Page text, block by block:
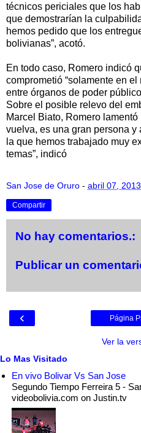
técnicos periciales que los
que demostrarían la
hemos pedido que los
bolivianas”, acotó.
En todo caso, Romero indicó
comprometió “solamente en
entre órganos de poder
Sobre el posible relevo del
Marcel Biato, Romero
vuelva, es una gran persona
la que hemos trabajado muy
temas”, indicó
San Jose de Oruro - abril 07, 2013
Compartir
No hay comentarios.:
Publicar un
‹ Página
Ver la
Lo Mas Visitado
En vivo Bolivar Vs San Jose
Segundo Tiempo Ferreira 5 -
videobolivia.com on Justin.tv